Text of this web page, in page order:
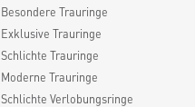
Besondere Trauringe
Exklusive Trauringe
Schlichte Trauringe
Moderne Trauringe
Schlichte Verlobungsringe